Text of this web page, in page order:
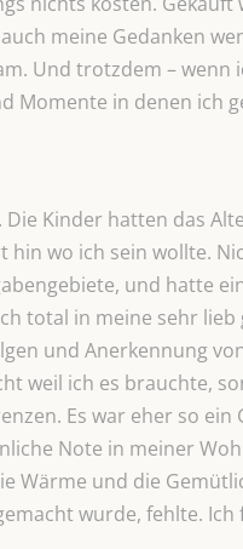
meine Gedanken
Und trotzdem – wenn
Momente in denen ich
Kinder hatten das
wo ich sein wollte.
und hatte
total in meine sehr
und Anerkennung
weil ich es brauchte,
Es war eher so
Note in meiner
Wärme und die
wurde, fehlte.